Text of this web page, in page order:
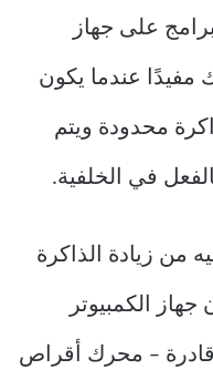
على جهاز
مفيدًا عندما يكون
محدودة ويتم
في الخلفية.
من زيادة الذاكرة
جهاز الكمبيوتر
– محرك أقراص